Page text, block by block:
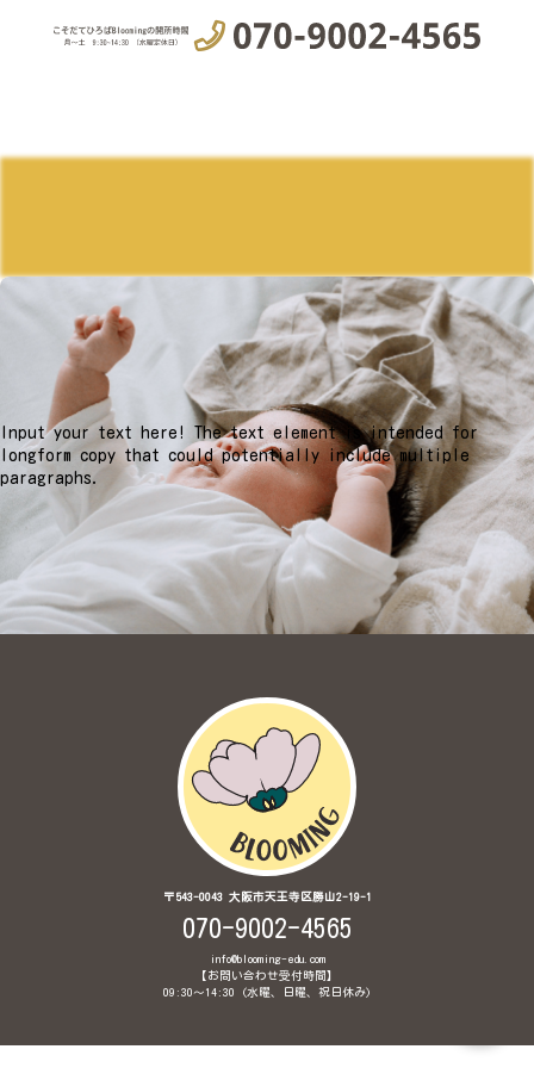
Input your text here! The text element is intended for
longform copy that could potentially include multiple
paragraphs.
〒543-0043 大阪市天王寺区勝山2-19-1
070-9002-4565
info@blooming-edu.com
【お問い合わせ受付時間】
09:30〜14:30 (水曜、日曜、祝日休み)